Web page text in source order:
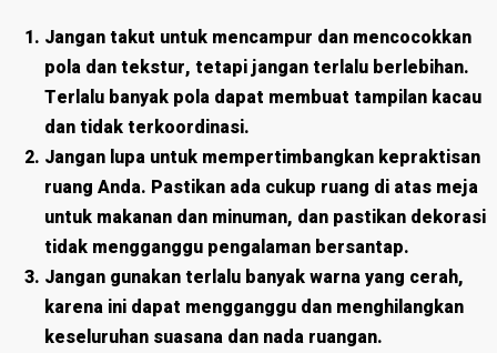
Jangan takut untuk mencampur dan mencocokkan
pola dan tekstur, tetapi jangan terlalu berlebihan.
Terlalu banyak pola dapat membuat tampilan kacau
dan tidak terkoordinasi.
Jangan lupa untuk mempertimbangkan kepraktisan
ruang Anda. Pastikan ada cukup ruang di atas meja
untuk makanan dan minuman, dan pastikan dekorasi
tidak mengganggu pengalaman bersantap.
Jangan gunakan terlalu banyak warna yang cerah,
karena ini dapat mengganggu dan menghilangkan
keseluruhan suasana dan nada ruangan.